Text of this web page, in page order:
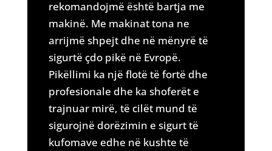
rekomandojmë është bartja me
makinë. Me makinat tona ne
arrijmë shpejt dhe në mënyrë të
sigurtë çdo pikë në Evropë.
Pikëllimi ka një flotë të fortë dhe
profesionale dhe ka shoferët e
trajnuar mirë, të cilët mund të
sigurojnë dorëzimin e sigurt të
kufomave edhe në kushte të